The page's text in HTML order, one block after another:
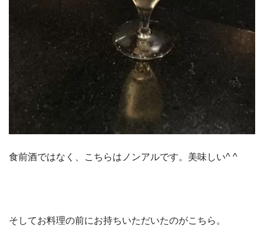
食前酒ではなく、こちらはノンアルです。美味しい^ ^
そしてお料理の前にお持ちいただいたのがこちら。